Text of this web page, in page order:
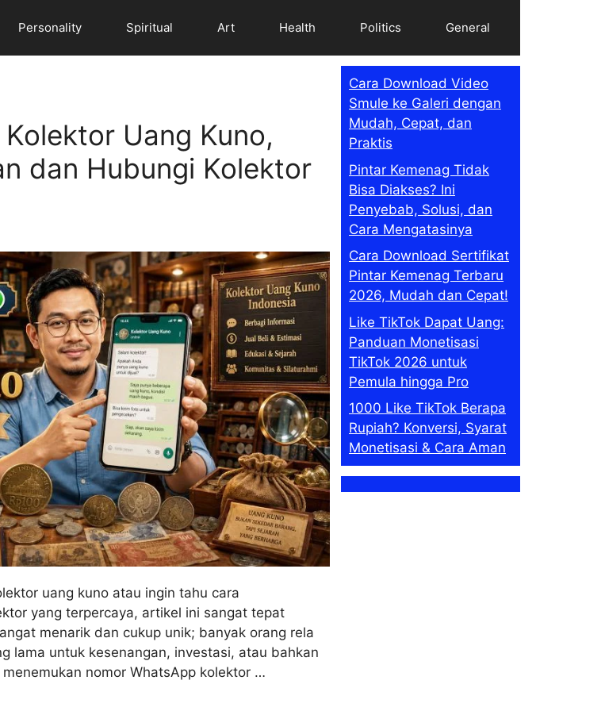
Personality Spiritual Art Health Politics General
Uang Kuno,
dan Hubungi Kolektor
uang kuno atau ingin tahu cara
yang terpercaya, artikel ini sangat tepat
menarik dan cukup unik; banyak orang rela
lama untuk kesenangan, investasi, atau bahkan
nomor WhatsApp kolektor …
Cara Download Video
Smule ke Galeri dengan
Mudah, Cepat, dan
Praktis
Pintar Kemenag Tidak
Bisa Diakses? Ini
Penyebab, Solusi, dan
Cara Mengatasinya
Cara Download Sertifikat
Pintar Kemenag Terbaru
2026, Mudah dan Cepat!
Like TikTok Dapat Uang:
Panduan Monetisasi
TikTok 2026 untuk
Pemula hingga Pro
1000 Like TikTok Berapa
Rupiah? Konversi, Syarat
Monetisasi & Cara Aman